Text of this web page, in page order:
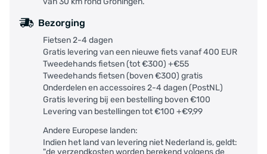
Bezorging
Fietsen 2-4 dagen
Gratis levering van een nieuwe fiets vanaf 400 EUR
Tweedehands fietsen (tot €300) +€55
Tweedehands fietsen (boven €300) gratis
Onderdelen en accessoires 2-4 dagen (PostNL)
Gratis levering bij een bestelling boven €100
Levering van bestellingen tot €100 +€9,99
Andere Europese landen:
Indien het land van levering niet Nederland is, geldt:
"de verzendkosten worden berekend volgens de